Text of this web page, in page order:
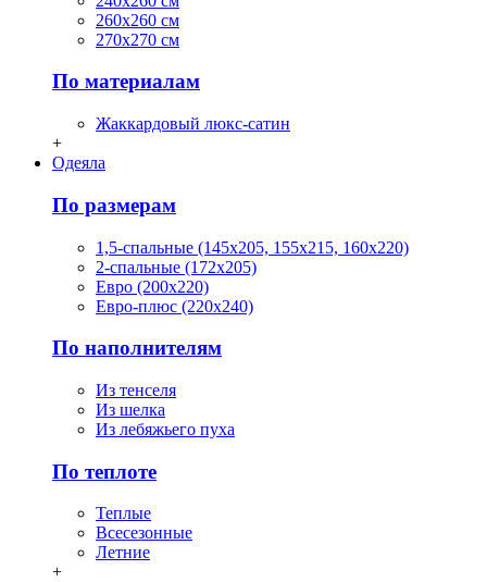
260х260 см
270х270 см
По материалам
Жаккардовый люкс-сатин
+
Одеяла
По размерам
1,5-спальные (145х205, 155х215, 160х220)
2-спальные (172х205)
Евро (200х220)
Евро-плюс (220х240)
По наполнителям
Из тенселя
Из шелка
Из лебяжьего пуха
По теплоте
Теплые
Всесезонные
Летние
+